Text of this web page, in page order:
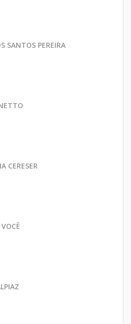
SANTOS PEREIRA
CERESER